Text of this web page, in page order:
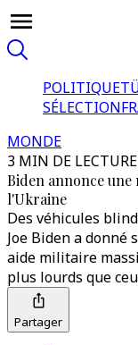
POLITIQUE
SÉLECTION
MONDE
3 MIN DE LECTURE
Biden annonce une
l'Ukraine
Des véhicules
Joe Biden a
aide militaire
plus lourds que
Partager